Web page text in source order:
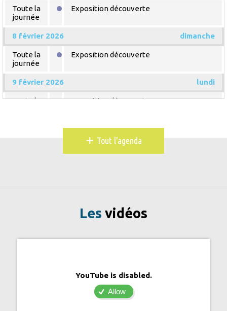
Toute la
journée
Exposition découverte
8 février 2026 dimanche
Toute la
journée
Exposition découverte
9 février 2026 lundi
Toute la
Exposition découverte
10 février 2026
Exposition découverte
Toute la
Exposition découverte
Exposition découverte
+ Tout l'agenda
Les vidéos
YouTube is disabled.
Allow